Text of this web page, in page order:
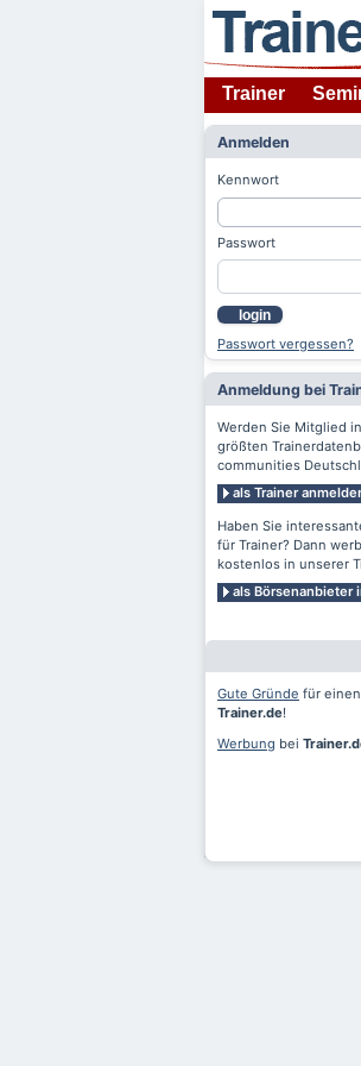
Trainer
Anmelden
Kennwort
Passwort
login
Passwort vergessen?
Anmeldung bei
Werden Sie Mitglied
größten
communities
als Trainer
Haben Sie
für Trainer? Dann
kostenlos in unserer
als Börsenanbieter
Gute Gründe für
Trainer.de!
Werbung bei